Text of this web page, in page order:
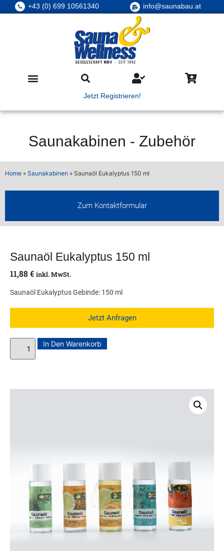
+43 (0) 699 10561340 info@saunabau.at
Jetzt Registrieren!
Saunakabinen - Zubehör
Home » Saunakabinen » Saunaöl Eukalyptus 150 ml
Zum Kontaktformular
Saunaöl Eukalyptus 150 ml
11,88€ inkl. MwSt.
Saunaöl Eukalyptus Gebinde: 150 ml
Jetzt Anfragen
In Den Warenkorb